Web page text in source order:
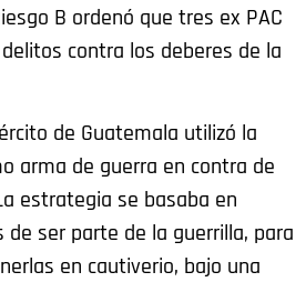
B ordenó que tres ex PAC
contra los deberes de la
de Guatemala utilizó la
arma de guerra en contra de
estrategia se basaba en
de ser parte de la guerrilla, para
en cautiverio, bajo una